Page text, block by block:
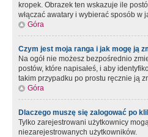
kropek. Obrazek ten wskazuje ile
włączać awatary i wybierać sposób w
Góra
Czym jest moja ranga i jak mogę ją
Na ogół nie możesz bezpośrednio
postów, które napisałeś, i aby
takim przypadku po prostu ręcznie ją
Góra
Dlaczego muszę się zalogować po
Tylko zarejestrowani użytkownicy
niezarejestrowanych użytkowników.